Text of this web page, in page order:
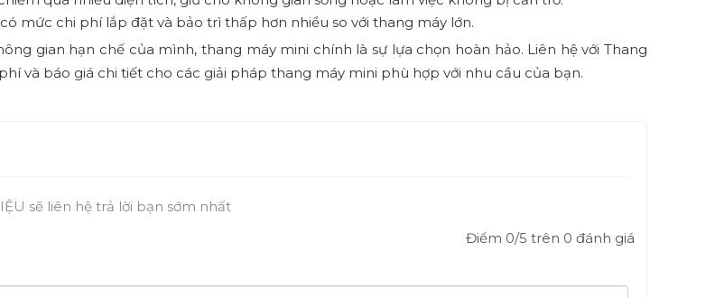
mức chi phí lắp đặt và bảo trì thấp hơn nhiều so với thang máy lớn.
gian hạn chế của mình, thang máy mini chính là sự lựa chọn hoàn hảo. Liên hệ với Thang
và báo giá chi tiết cho các giải pháp thang máy mini phù hợp với nhu cầu của bạn.
sẽ liên hệ trả lời bạn sớm nhất
Điểm 0/5 trên 0 đánh giá